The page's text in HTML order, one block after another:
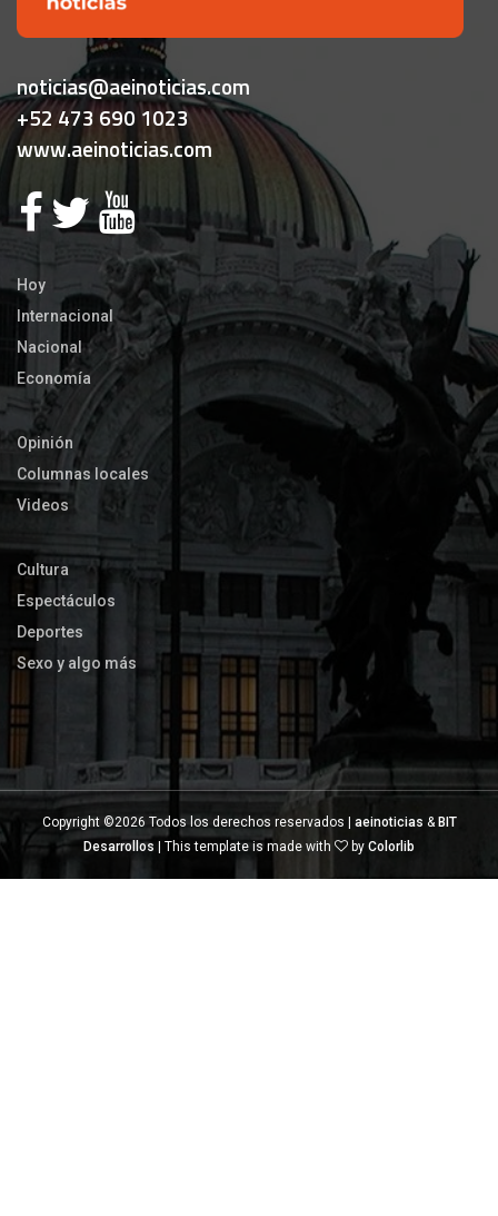
noticias@aeinoticias.com
+52 473 690 1023
www.aeinoticias.com
Hoy
Internacional
Nacional
Economía
Opinión
Columnas locales
Videos
Cultura
Espectáculos
Deportes
Sexo y algo más
Copyright ©2026 Todos los derechos reservados | aeinoticias & BIT
Desarrollos | This template is made with by Colorlib